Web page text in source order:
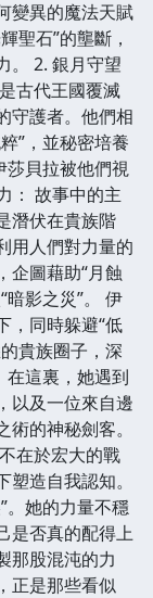
變異的魔法天賦
聖石”的壟斷，
。 2. 銀月守望
古代王國覆滅
守護者。他們相
”，並秘密培養
莎貝拉被他們視
： 故事中的主
潛伏在貴族階
用人們對力量的
企圖藉助“月蝕
暗影之災”。 伊
，同時躲避“低
貴族圈子，深
這裏，她遇到
以及一位來自邊
的神秘劍客。
在於宏大的戰
造自我認知。
。她的力量不穩
是否真的配得上
那股混沌的力
正是那些看似